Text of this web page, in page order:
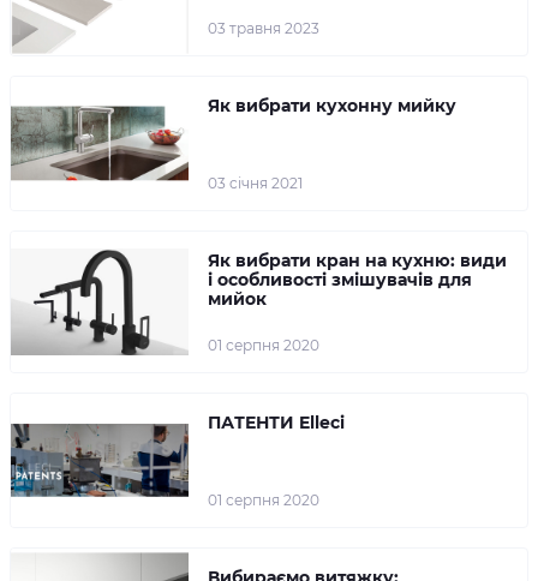
03 травня 2023
03 cічня 2021
Як вибрати кухонну мийку
01 серпня 2020
Як вибрати кран на кухню: види
і особливості змішувачів для
мийок
01 серпня 2020
ПАТЕНТИ Elleci